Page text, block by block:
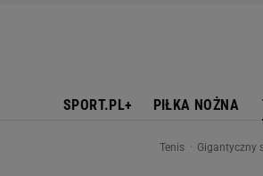
SPORT.PL+ PIŁKA NOŻNA
Tenis Gigantyczny